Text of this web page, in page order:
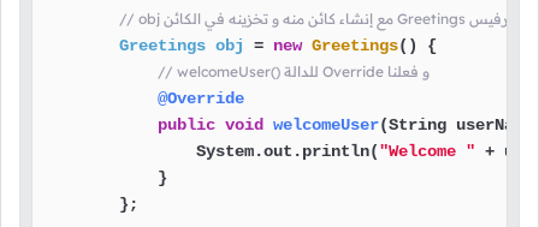
Greetings obj = new Greetings() {
// welcomeUser() للدالة Override و فعلنا
@Override
public void welcomeUser(String
                System.out.println(
"Welcome " +
            }
        };